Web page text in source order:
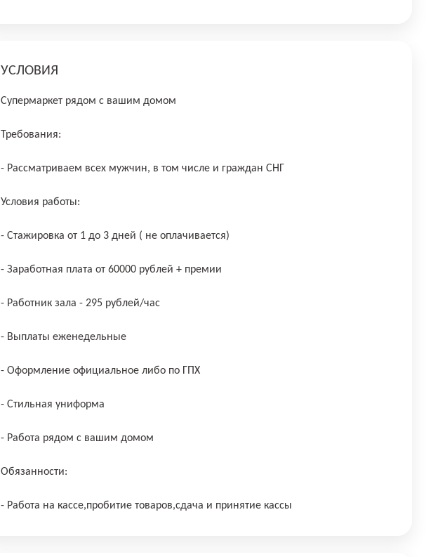
УСЛОВИЯ
Супермаркет рядом с вашим домом
Требования:
- Рассматриваем всех мужчин, в том числе и граждан СНГ
Условия работы:
- Стажировка от 1 до 3 дней ( не оплачивается)
- Заработная плата от 60000 рублей + премии
- Работник зала - 295 рублей/час
- Выплаты еженедельные
- Оформление официальное либо по ГПХ
- Стильная униформа
- Работа рядом с вашим домом
Обязанности:
- Работа на кассе,пробитие товаров,сдача и принятие кассы